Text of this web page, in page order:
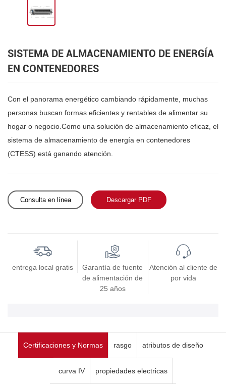
SISTEMA DE ALMACENAMIENTO DE ENERGÍA
EN CONTENEDORES
Con el panorama energético cambiando rápidamente, muchas
personas buscan formas eficientes y rentables de alimentar su
hogar o negocio.Como una solución de almacenamiento eficaz, el
sistema de almacenamiento de energía en contenedores
(CTESS) está ganando atención.
Consulta en línea Descargar PDF
entrega local gratis
Garantía de fuente
de alimentación de
25 años
Atención al cliente de
por vida
Certificaciones y Normas rasgo atributos de diseño
curva IV propiedades electricas